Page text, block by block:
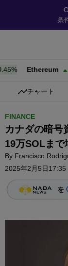
条
Ethereum
チャート
FINANCE
カナダの暗号
19万SOLまで
By Francisco
2025年2月5日17:35